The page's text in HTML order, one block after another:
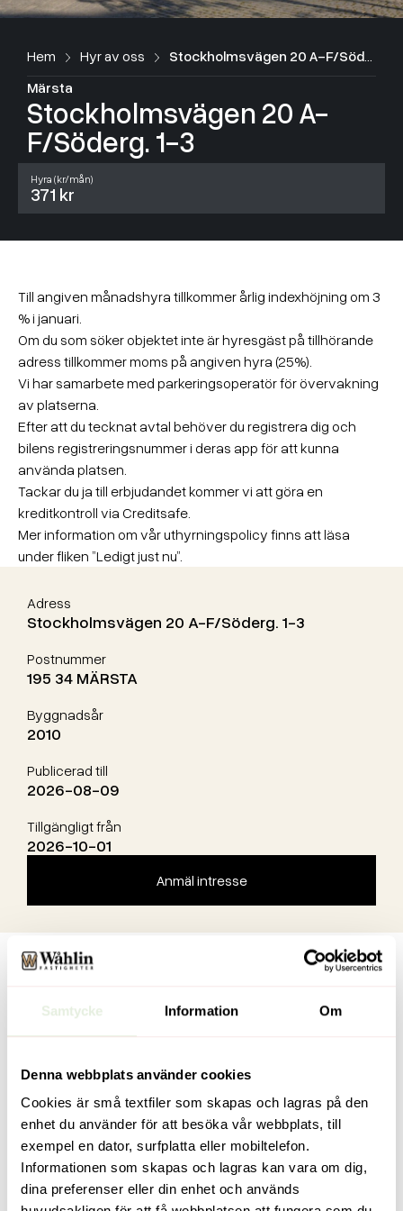
Samtycke Information Om
Denna webbplats använder cookies
Cookies är små textfiler som skapas och lagras på den
enhet du använder för att besöka vår webbplats, till
exempel en dator, surfplatta eller mobiltelefon.
Informationen som skapas och lagras kan vara om dig,
dina preferenser eller din enhet och används
Hem Hyr av oss
Stockholmsvägen 20 A-F/Söderg. 1-3
Märsta
Stockholmsvägen 20 A-
F/Söderg. 1-3
Hyra (kr/mån)
371 kr
Till angiven månadshyra tillkommer årlig indexhöjning om 3
% i januari.
Om du som söker objektet inte är hyresgäst på tillhörande
adress tillkommer moms på angiven hyra (25%).
Vi har samarbete med parkeringsoperatör för övervakning
av platserna.
Efter att du tecknat avtal behöver du registrera dig och
bilens registreringsnummer i deras app för att kunna
använda platsen.
Tackar du ja till erbjudandet kommer vi att göra en
kreditkontroll via Creditsafe.
Mer information om vår uthyrningspolicy finns att läsa
under fliken ”Ledigt just nu”.
Adress
Stockholmsvägen 20 A-F/Söderg. 1-3
Postnummer
195 34 MÄRSTA
Byggnadsår
2010
Publicerad till
2026-08-09
Tillgängligt från
2026-10-01
Anmäl intresse